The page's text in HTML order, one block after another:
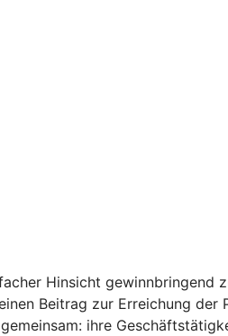
Hinsicht gewinnbringend
Beitrag zur Erreichung
ihre